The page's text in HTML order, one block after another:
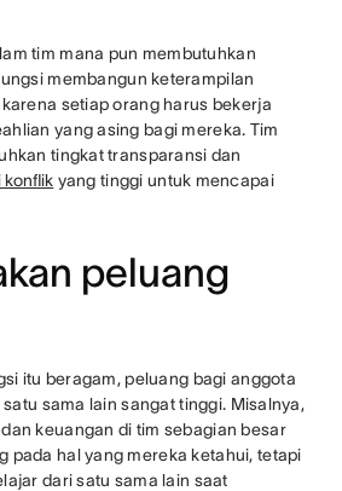
tim mana pun membutuhkan
membangun keterampilan
setiap orang harus bekerja
yang asing bagi mereka. Tim
tingkat transparansi dan
konflik yang tinggi untuk mencapai
peluang
itu beragam, peluang bagi anggota
sama lain sangat tinggi. Misalnya,
keuangan di tim sebagian besar
pada hal yang mereka ketahui, tetapi
dari satu sama lain saat